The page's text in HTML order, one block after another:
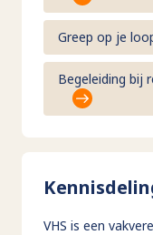
Greep op je
Begeleiding bij
VHS is een